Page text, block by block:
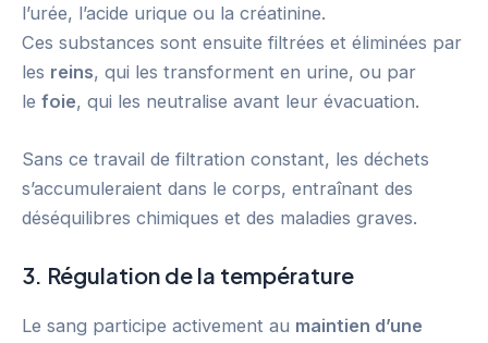
l’urée, l’acide urique ou la créatinine.
Ces substances sont ensuite filtrées et éliminées par
les reins, qui les transforment en urine, ou par
le foie, qui les neutralise avant leur évacuation.
Sans ce travail de filtration constant, les déchets
s’accumuleraient dans le corps, entraînant des
déséquilibres chimiques et des maladies graves.
3. Régulation de la température
Le sang participe activement au maintien d’une